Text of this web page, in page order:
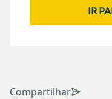
IR
Compartilhar